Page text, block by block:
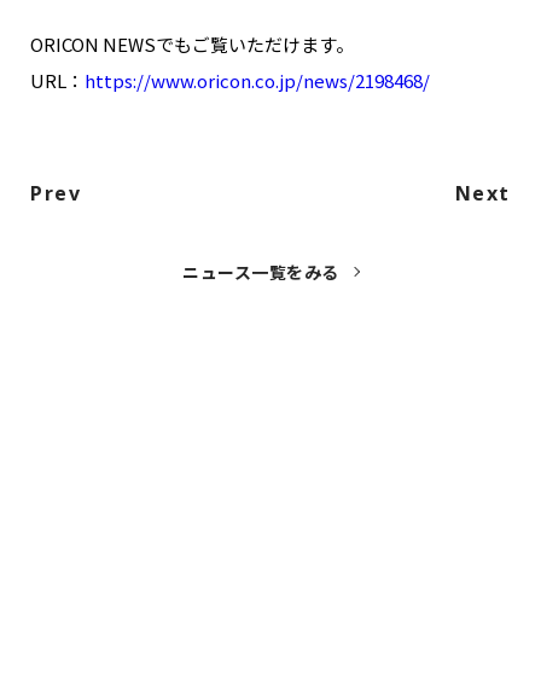
ORICON NEWSでもご覧いただけます。
URL： https://www.oricon.co.jp/news/2198468/
Prev Next
ニュース一覧をみる